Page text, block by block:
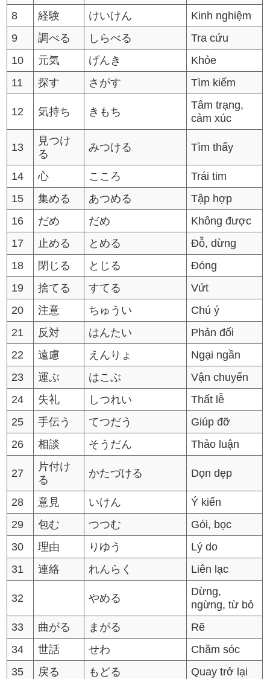
8
経験 けいけん
Kinh nghiệm
9
調べる しらべる
Tra cứu
10
元気 げんき
Khỏe
11
探す さがす Tìm kiếm
12 気持ち きもち
Tâm trạng,
cảm xúc
13
見つけ
る
みつける Tìm thấy
14 心 こころ
Trái tim
15
集める あつめる
Tập hợp
16
だめ だめ
Không được
17
止める とめる
Đỗ, dừng
18
閉じる とじる
Đóng
19
捨てる すてる
Vứt
20
注意 ちゅうい
Chú ý
21
反対 はんたい
Phản đối
22
遠慮 えんりょ
Ngại ngần
23
運ぶ はこぶ
Vận chuyển
24
失礼 しつれい
Thất lễ
25
手伝う てつだう
Giúp đỡ
26
相談 そうだん Thảo luận
27
片付け
る
かたづける Dọn dẹp
28 意見 いけん
Ý kiến
29
包む つつむ
Gói, bọc
30
理由 りゆう
Lý do
31
連絡 れんらく Liên lạc
32 やめる
Dừng,
ngừng, từ bỏ
33
曲がる まがる
Rẽ
34
世話 せわ
Chăm sóc
35
戻る もどる
Quay trở lại